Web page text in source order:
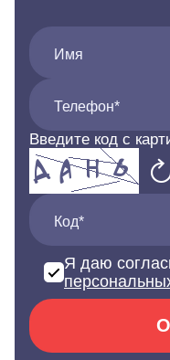
Имя
Телефон*
Введите код с
Код*
Я даю